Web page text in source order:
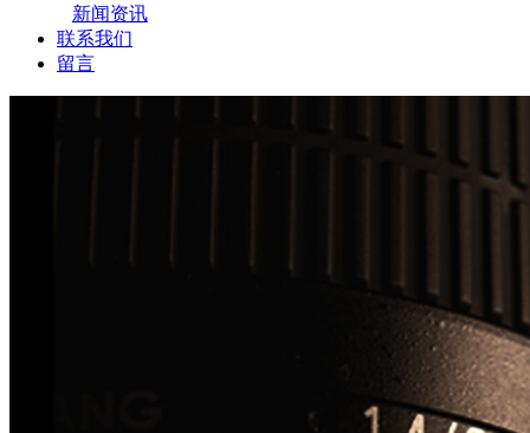
新闻资讯
联系我们
留言